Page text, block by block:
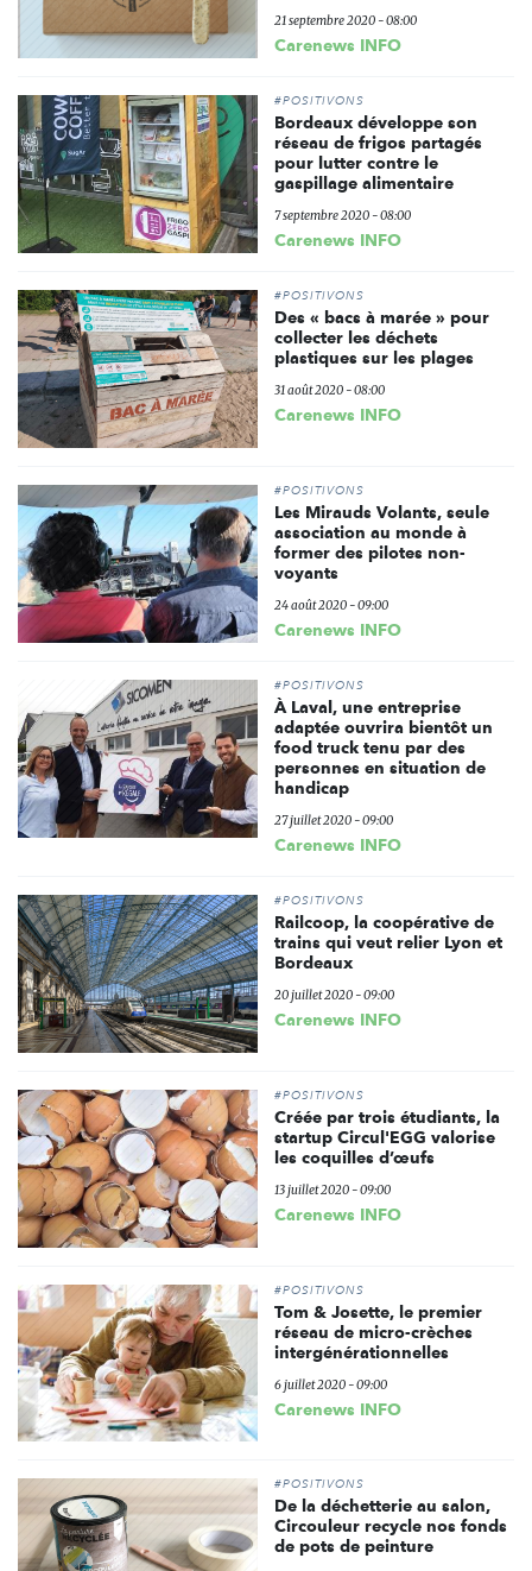
21 septembre 2020 - 08:00
Carenews INFO
#POSITIVONS
Bordeaux développe son
réseau de frigos partagés
pour lutter contre le
gaspillage alimentaire
7 septembre 2020 - 08:00
Carenews INFO
#POSITIVONS
Des « bacs à marée » pour
collecter les déchets
plastiques sur les plages
31 août 2020 - 08:00
Carenews INFO
#POSITIVONS
Les Mirauds Volants, seule
association au monde à
former des pilotes non-
voyants
24 août 2020 - 09:00
Carenews INFO
#POSITIVONS
À Laval, une entreprise
adaptée ouvrira bientôt un
food truck tenu par des
personnes en situation de
handicap
27 juillet 2020 - 09:00
Carenews INFO
#POSITIVONS
Railcoop, la coopérative de
trains qui veut relier Lyon et
Bordeaux
20 juillet 2020 - 09:00
Carenews INFO
#POSITIVONS
Créée par trois étudiants, la
startup Circul'EGG valorise
les coquilles d’œufs
13 juillet 2020 - 09:00
Carenews INFO
#POSITIVONS
Tom & Josette, le premier
réseau de micro-crèches
intergénérationnelles
6 juillet 2020 - 09:00
Carenews INFO
#POSITIVONS
De la déchetterie au salon,
Circouleur recycle nos fonds
de pots de peinture